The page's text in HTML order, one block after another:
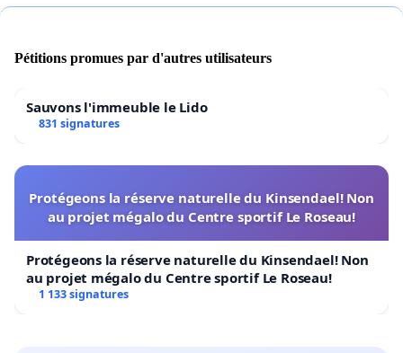
Pétitions promues par d'autres utilisateurs
Sauvons l'immeuble le Lido
831 signatures
Protégeons la réserve naturelle du Kinsendael! Non
au projet mégalo du Centre sportif Le Roseau!
Protégeons la réserve naturelle du Kinsendael! Non
au projet mégalo du Centre sportif Le Roseau!
1 133 signatures